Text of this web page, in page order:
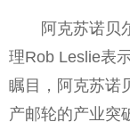
阿克苏诺贝
理Rob Leslie表
瞩目，阿克苏诺
产邮轮的产业突